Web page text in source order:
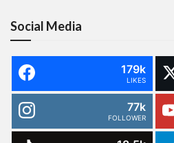
Social Media
179k
LIKES
77k
FOLLOWER